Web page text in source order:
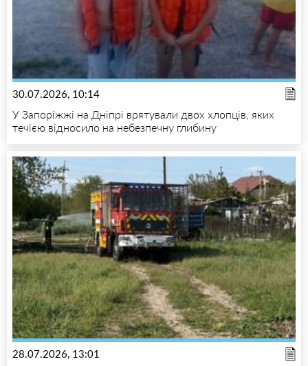
30.07.2026, 10:14
У Запоріжжі на Дніпрі врятували двох хлопців, яких
течією відносило на небезпечну глибину
28.07.2026, 13:01